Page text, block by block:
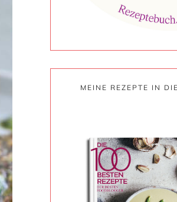
MEINE REZEPTE IN